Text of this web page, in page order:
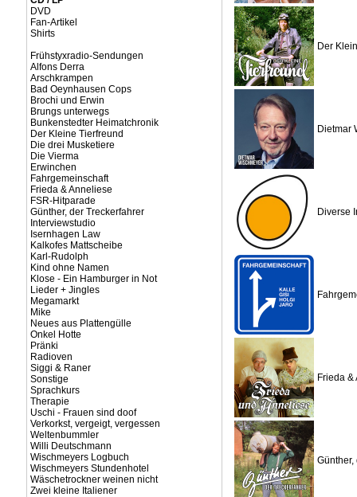
DVD
Fan-Artikel
Shirts
Frühstyxradio-Sendungen
Alfons Derra
Arschkrampen
Bad Oeynhausen Cops
Brochi und Erwin
Brungs unterwegs
Bunkenstedter Heimatchronik
Der Kleine Tierfreund
Die drei Musketiere
Die Vierma
Erwinchen
Fahrgemeinschaft
Frieda & Anneliese
FSR-Hitparade
Günther, der Treckerfahrer
Interviewstudio
Isernhagen Law
Kalkofes Mattscheibe
Karl-Rudolph
Kind ohne Namen
Klose - Ein Hamburger in Not
Lieder + Jingles
Megamarkt
Mike
Neues aus Plattengülle
Onkel Hotte
Pränki
Radioven
Siggi & Raner
Sonstige
Sprachkurs
Therapie
Uschi - Frauen sind doof
Verkorkst, vergeigt, vergessen
Weltenbummler
Willi Deutschmann
Wischmeyers Logbuch
Wischmeyers Stundenhotel
Wäschetrockner weinen nicht
Zwei kleine Italiener
Der
Dietmar
Diverse
Frieda &
Günther,